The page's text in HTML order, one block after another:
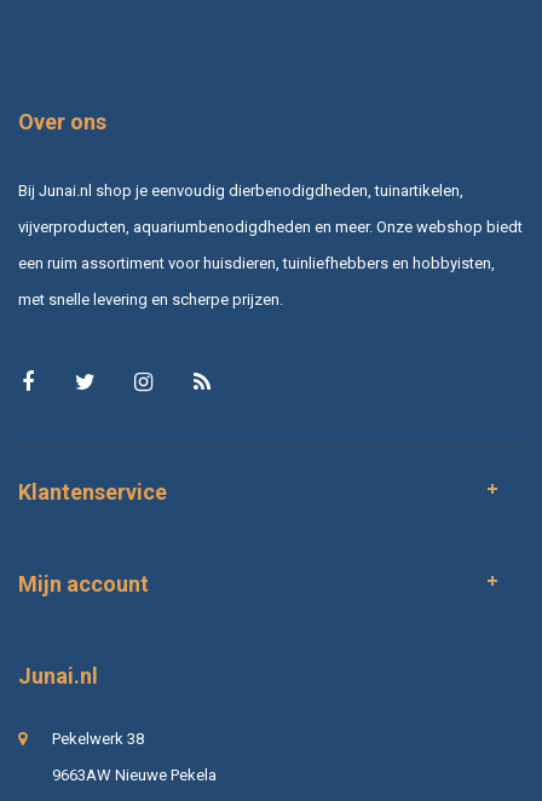
Over ons
Bij Junai.nl shop je eenvoudig dierbenodigdheden, tuinartikelen,
vijverproducten, aquariumbenodigdheden en meer. Onze webshop biedt
een ruim assortiment voor huisdieren, tuinliefhebbers en hobbyisten,
met snelle levering en scherpe prijzen.
Klantenservice
Mijn account
Junai.nl
Pekelwerk 38
9663AW Nieuwe Pekela